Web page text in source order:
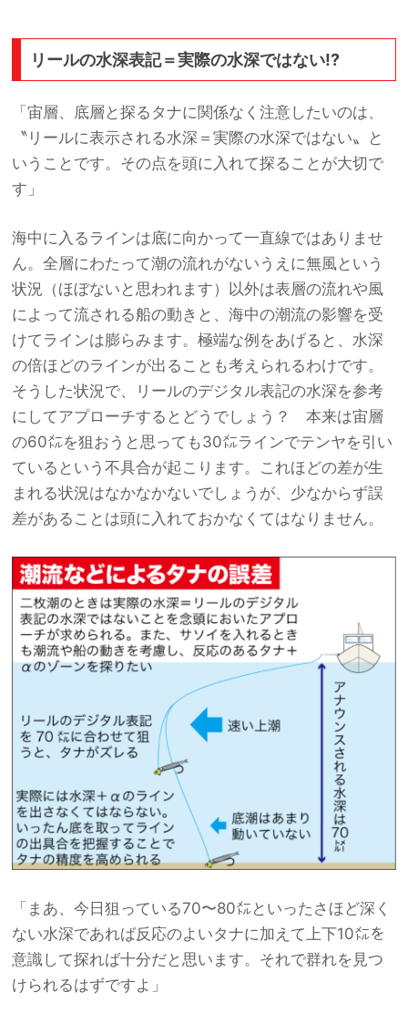
リールの水深表記＝実際の水深ではない!?
「宙層、底層と探るタナに関係なく注意したいのは、
〝リールに表示される水深＝実際の水深ではない〟と
いうことです。その点を頭に入れて探ることが大切で
す」
海中に入るラインは底に向かって一直線ではありませ
ん。全層にわたって潮の流れがないうえに無風という
状況（ほぼないと思われます）以外は表層の流れや風
によって流される船の動きと、海中の潮流の影響を受
けてラインは膨らみます。極端な例をあげると、水深
の倍ほどのラインが出ることも考えられるわけです。
そうした状況で、リールのデジタル表記の水深を参考
にしてアプローチするとどうでしょう？ 本来は宙層
の60㍍を狙おうと思っても30㍍ラインでテンヤを引い
ているという不具合が起こります。これほどの差が生
まれる状況はなかなかないでしょうが、少なからず誤
差があることは頭に入れておかなくてはなりません。
「まあ、今日狙っている70〜80㍍といったさほど深く
ない水深であれば反応のよいタナに加えて上下10㍍を
意識して探れば十分だと思います。それで群れを見つ
けられるはずですよ」